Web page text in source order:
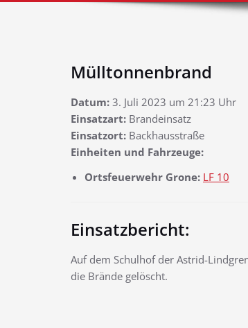
Mülltonnenbrand
Datum: 3. Juli 2023 um 21:23 Uhr
Einsatzart: Brandeinsatz
Einsatzort: Backhausstraße
Einheiten und Fahrzeuge:
Ortsfeuerwehr Grone: LF 10
Einsatzbericht:
Auf dem Schulhof der Astrid-
die Brände gelöscht.